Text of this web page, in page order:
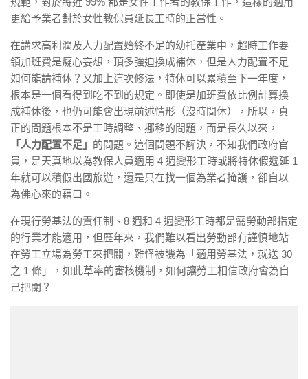
更給予業者對於女性教保員延長工時的正當性。
在講求高利潤及人力配置始終不足的幼托產業中，超時工作要
領加班費是癡心妄想，頂多強迫換成補休，但是人力配置不足
如何能請補休？又加上這次修法，特休可以累積至下一年度，
根本是一個看得到吃不到的規定。即使是加班費依比例計算換
成補休後，也仍可能會出現前述情形（沒時間休），所以，真
正的問題根本不是工時調整、挪移的問題，而是長久以來，
「人力配置不足」 的問題。這個問題不解決，不知我們政府官
員，是天真地以為教保人員適用 4 週變形工時或將特休假遞延 1
年就可以積假出國旅遊，還是只在找一個為業者掩護，卻自以
為佛心來的藉口。
在現行勞基法的責任制、8 週和 4 週變形工時都是需勞動部指定
的行業才能適用，但歷年來，我們難以看出勞動部有謹慎地站
在勞工立場為勞工來把關，難怪被譏為「適用勞基法，就送 30
之 1 條」，如此草率的審核機制，如何讓勞工相信政府會為自
己把關？